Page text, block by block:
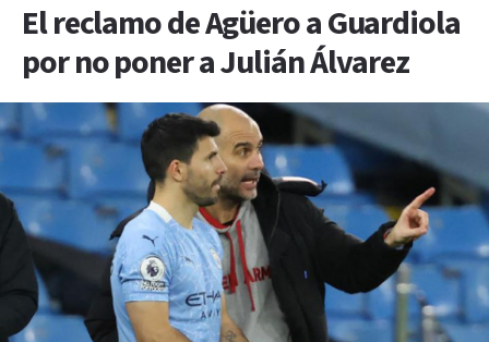
El reclamo de Agüero a Guardiola
por no poner a Julián Álvarez